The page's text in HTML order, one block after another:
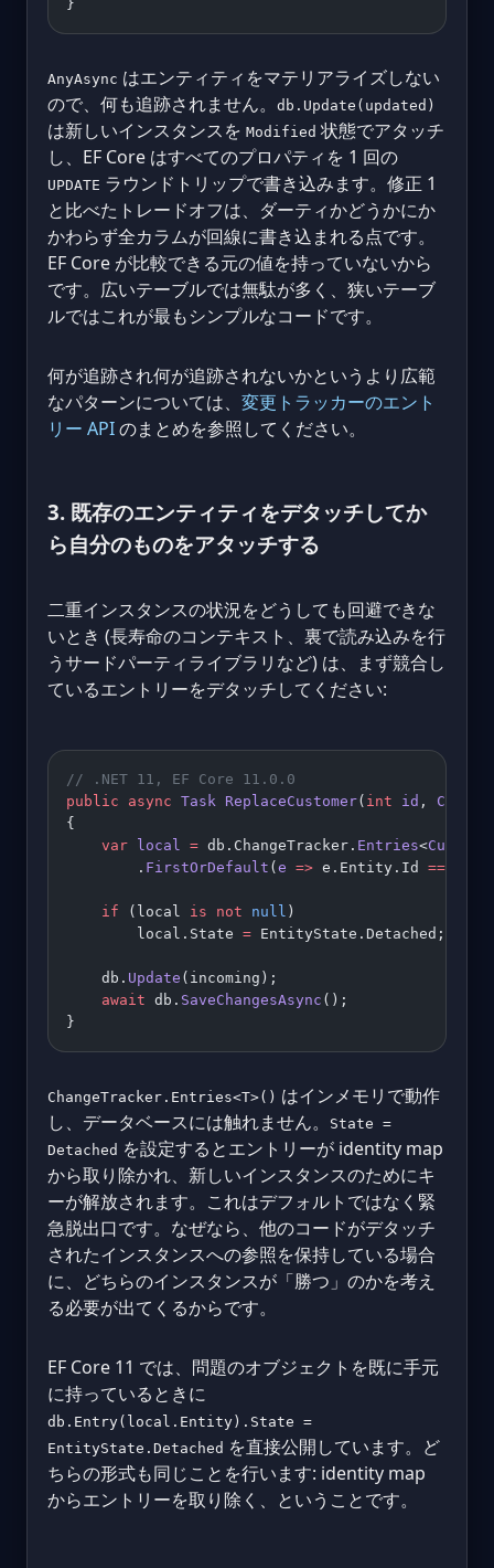
}
AnyAsync はエンティティをマテリアライズしない
ので、何も追跡されません。
db.Update(updated)
は新しいインスタンスを Modified 状態でアタッチ
し、EF Core はすべてのプロパティを 1 回の
UPDATE ラウンドトリップで書き込みます。修正 1
と比べたトレードオフは、ダーティかどうかにか
かわらず全カラムが回線に書き込まれる点です。
EF Core が比較できる元の値を持っていないから
です。広いテーブルでは無駄が多く、狭いテーブ
ルではこれが最もシンプルなコードです。
何が追跡され何が追跡されないかというより広範
なパターンについては、 変更トラッカーのエント
リー APIのまとめを参照してください。
3. 既存のエンティティをデタッチしてか
ら自分のものをアタッチする
二重インスタンスの状況をどうしても回避できな
いとき (長寿命のコンテキスト、裏で読み込みを行
うサードパーティライブラリなど) は、まず競合し
ているエントリーをデタッチしてください:
// .NET 11, EF Core 11.0.0
public async Task ReplaceCustomer( int id ,
{
    var
local = db.ChangeTracker. Entries<
        .
FirstOrDefault ( e => e.Entity.Id ==
    if
(local is not null )
        local.State
= EntityState.Detached;
    db.
Update (incoming);
    await
db. SaveChangesAsync ();
}
ChangeTracker.Entries<T>() はインメモリで動作
し、データベースには触れません。
State =
Detached を設定するとエントリーが identity map
から取り除かれ、新しいインスタンスのためにキ
ーが解放されます。これはデフォルトではなく緊
急脱出口です。なぜなら、他のコードがデタッチ
されたインスタンスへの参照を保持している場合
に、どちらのインスタンスが「勝つ」のかを考え
る必要が出てくるからです。
EF Core 11 では、問題のオブジェクトを既に手元
に持っているときに
db.Entry(local.Entity).State =
EntityState.Detached を直接公開しています。ど
ちらの形式も同じことを行います: identity map
からエントリーを取り除く、ということです。